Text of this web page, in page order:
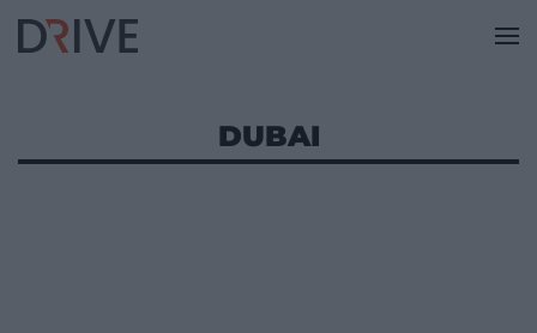
DUBAI